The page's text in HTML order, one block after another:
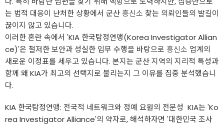
는 법적 대응이 난처한 상황에서 군산흥신소 찾는 의뢰인들의 발길이
끊이지 않고 있습니다.
​이러한 혼란 속에서 'KIA 한국탐정연맹(Korea Investigator Allian
ce)'은 철저한 보안과 성실한 임무 수행을 바탕으로 흥신소 업계의
새로운 이정표를 세우고 있습니다. 본지는 군산 지역의 지리적 특성과
함께 왜 KIA가 최고의 선택지로 불리는지 그 이유를 집중 분석했습니
다.
​KIA 한국탐정연맹: 전국적 네트워크와 정예 요원의 전문성 ​ ​KIA는 'Ko
rea Investigator Alliance'의 약자로, 해석하자면 '대한민국 조사